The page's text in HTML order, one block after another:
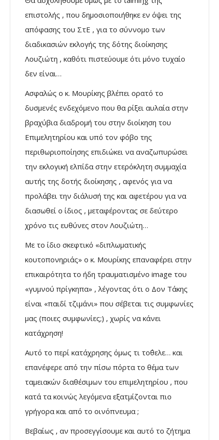
επιστολής , που δημοσιοποιήθηκε εν όψει της
απόφασης του ΣτΕ , για το σύννομο των
διαδικασιών εκλογής της δότης διοίκησης
Λουζιώτη , καθότι πιστεύουμε ότι μόνο τυχαίο
δεν είναι…
Ασφαλώς ο κ. Μουρίκης βλέπει ορατό το
δυσμενές ενδεχόμενο που θα ρίξει αυλαία στην
βραχύβια διαδρομή του στην διοίκηση του
Επιμελητηρίου και υπό τον φόβο της
περιθωριοποίησης επιδιώκει να αναζωπυρώσει
την εκλογική ελπίδα στην ετερόκλητη συμμαχία
αυτής της δοτής διοίκησης , αφενός για να
προλάβει την διάλυσή της και αφετέρου για να
διασωθεί ο ίδιος , μεταφέροντας σε δεύτερο
χρόνο τις ευθύνες στον Λουζιώτη…
Με το ίδιο σκεφτικό «διπλωματικής
κουτοπονηριάς» ο κ. Μουρίκης επαναφέρει στην
επικαιρότητα το ήδη τραυματισμένο image του
«γυμνού πρίγκηπα» , λέγοντας ότι ο Δον Τάκης
είναι «παιδί τζιμάνι» που σέβεται τις συμφωνίες
μας (ποιες συμφωνίες;) , χωρίς να κάνει
κατάχρηση!
Αυτό το περί κατάχρησης όμως τι το΄θελε… και
επανέφερε από την πίσω πόρτα το θέμα των
ταμειακών διαθέσιμων του επιμελητηρίου , που
κατά τα κοινώς λεγόμενα εξατμίζονται πιο
γρήγορα και από το οινόπνευμα ;
Βεβαίως , αν προσεγγίσουμε και αυτό το ζήτημα